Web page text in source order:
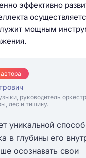
эффективно
мощным
руководитель
лес и тишину.
уникальной
в глубины его
осознавать свои